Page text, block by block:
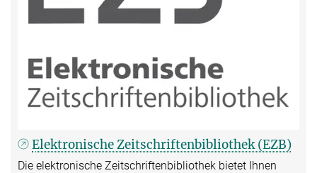
Elektronische Zeitschriftenbibliothek (EZB)
Die elektronische Zeitschriftenbibliothek bietet Ihnen